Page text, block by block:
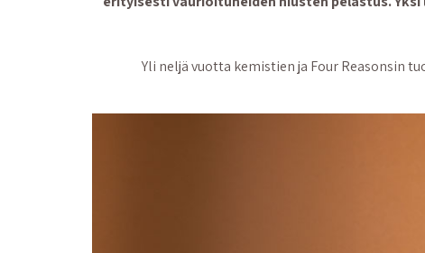
Yli neljä vuotta kemistien ja Four Reasonsin